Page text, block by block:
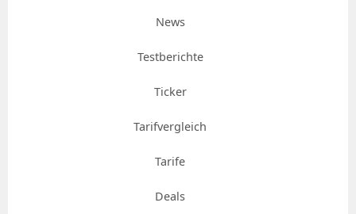
News
Testberichte
Ticker
Tarifvergleich
Tarife
Deals